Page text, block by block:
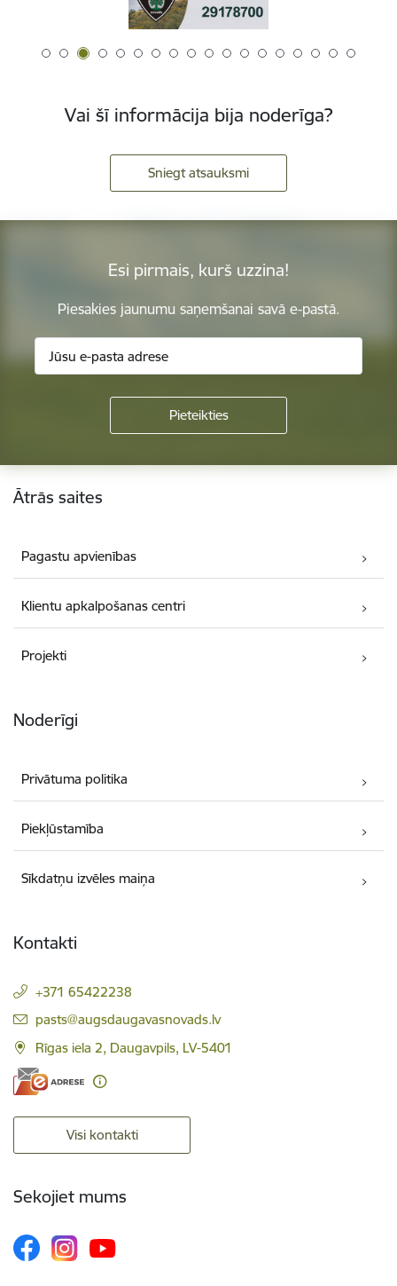
Vai šī informācija bija noderīga?
Sniegt atsauksmi
Esi pirmais, kurš uzzina!
Piesakies jaunumu saņemšanai savā e-pastā.
Kājene
Ātrās saites
Pagastu apvienības
Klientu apkalpošanas centri
Projekti
Noderīgi
Privātuma politika
Piekļūstamība
Sīkdatņu izvēles maiņa
Kontakti
+371 65422238
E-pasts:
pasts@augsdaugavasnovads.lv
Rīgas iela 2, Daugavpils, LV-5401
Visi kontakti
Sekojiet mums